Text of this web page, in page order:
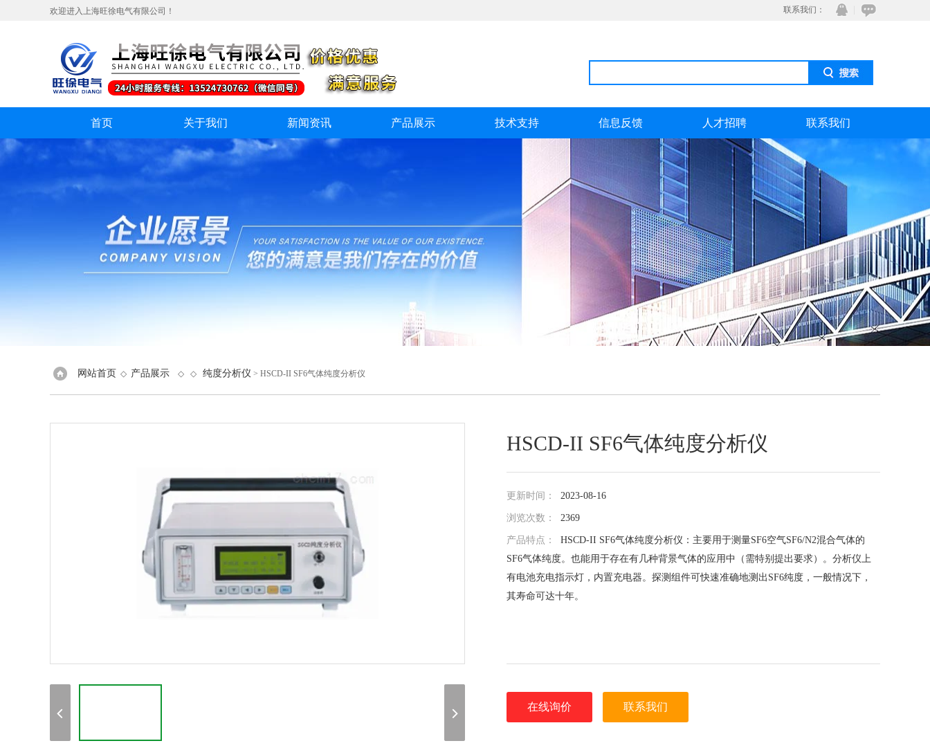
欢迎进入上海旺徐电气有限公司！ 联系我们：
在线咨
QQ
首页 关于我们 新闻资讯 产品展示 技术支持 信息反馈 人才招聘 联系我们
网站首页 ◇ 产品展示 ◇ ◇ 纯度分析仪 > HSCD-II SF6气体纯度分析仪
HSCD-II SF6气体纯度分析仪
更新时间： 2023-08-16
浏览次数： 2369
产品特点： HSCD-II SF6气体纯度分析仪：主要用于测量SF6空气SF6/N2混合气体的
SF6气体纯度。也能用于存在有几种背景气体的应用中（需特别提出要求）。分析仪上
有电池充电指示灯，内置充电器。探测组件可快速准确地测出SF6纯度，一般情况下，
其寿命可达十年。
在线询价 联系我们